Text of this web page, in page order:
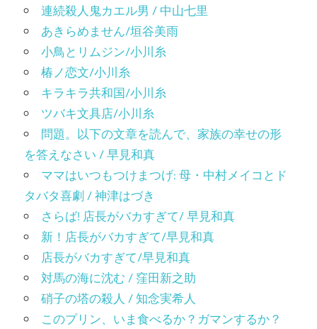
連続殺人鬼カエル男 / 中山七里
あきらめません/垣谷美雨
小鳥とリムジン/小川糸
椿ノ恋文/小川糸
キラキラ共和国/小川糸
ツバキ文具店/小川糸
問題。以下の文章を読んで、家族の幸せの形
を答えなさい / 早見和真
ママはいつもつけまつげ: 母・中村メイコとド
タバタ喜劇 / 神津はづき
さらば! 店長がバカすぎて/ 早見和真
新！店長がバカすぎて/早見和真
店長がバカすぎて/早見和真
対馬の海に沈む / 窪田新之助
硝子の塔の殺人 / 知念実希人
このプリン、いま食べるか？ガマンするか？